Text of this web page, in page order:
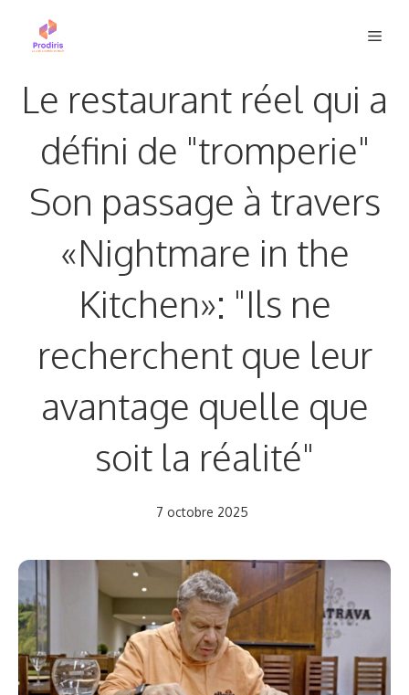
Le restaurant réel qui a
défini de "tromperie"
Son passage à travers
«Nightmare in the
Kitchen»: "Ils ne
recherchent que leur
avantage quelle que
soit la réalité"
7 octobre 2025